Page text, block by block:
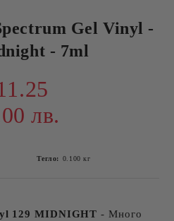
Gel Vinyl -
- 7ml
лв.
Тегло: 0.100 кг
129 MIDNIGHT - Много